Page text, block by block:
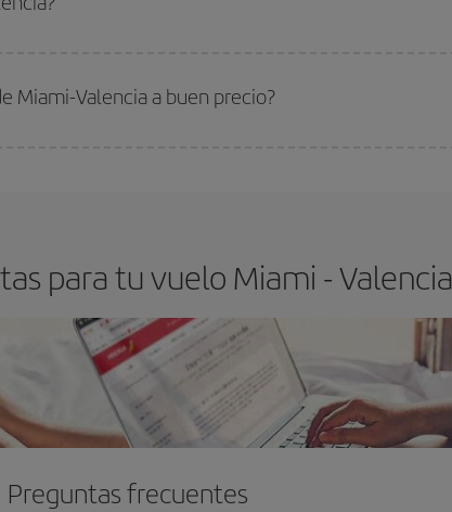
Miami-Valencia a buen precio?
para tu vuelo Miami - Valencia
Preguntas frecuentes